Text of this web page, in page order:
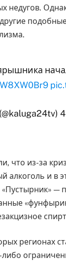
недугов.
4
что из-за
алкоголь и в
—
регионах
либо